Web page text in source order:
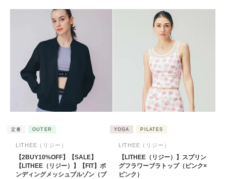
定番 OUTER
LITHEE（リジー）
【2BUY10%OFF】【SALE】
【LITHEE（リジー）】【FIT】ボ
ンディングメッシュブルゾン（ブ
YOGA PILATES
LITHEE（リジー）
【LITHEE（リジー）】スプリン
グフラワーブラトップ（ピンク×
ピンク）